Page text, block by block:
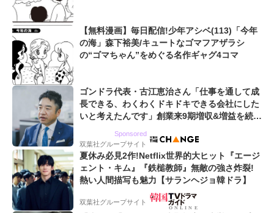
【無料漫画】毎日配信!少年アシベ(113)「今年
の海」森下裕美/キュートなゴマフアザラシ
の“ゴマちゃん”をめぐる名作ギャグ4コマ
ゴンドラ代表・古江恵治さん「仕事を通して成
長できる、わくわくドキドキできる会社にした
いと考えたんです」創業来9期増収&増益を続け
Sponsored
双葉社グループサイト
夏休み必見2作!Netflix世界的大ヒット『エージ
ェント・キム』『鉄槌教師』無敵の強さ炸裂!
熱い人間描写も魅力【サランヘジョ韓ドラ】
双葉社グループサイト